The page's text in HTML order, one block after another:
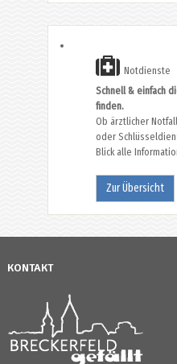
Notdienste
Schnell & einfach
finden.
Ob ärztlicher
oder
Blick alle
Zur Übersicht
KONTAKT